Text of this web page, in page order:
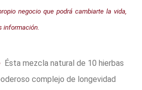
negocio que podrá cambiarte la vida,
información.
Ésta mezcla natural de 10 hierbas
complejo de longevidad